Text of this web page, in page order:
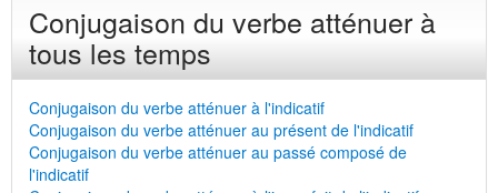
Conjugaison du verbe atténuer à
tous les temps
Conjugaison du verbe atténuer à l'indicatif
Conjugaison du verbe atténuer au présent de l'indicatif
Conjugaison du verbe atténuer au passé composé de
l'indicatif